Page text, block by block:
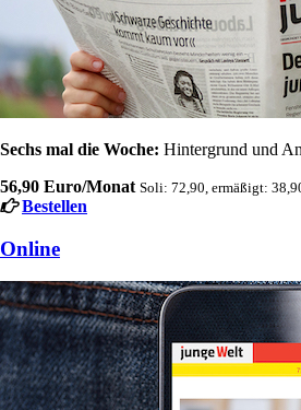
Sechs mal die Woche: Hintergrund und
56,90 Euro/Monat Soli: 72,90, ermäßigt:
Bestellen
Online